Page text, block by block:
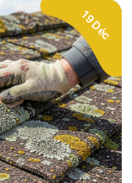
19 Déc